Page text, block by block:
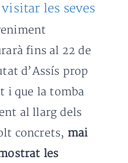
les seves
fins al 22 de
d’Assís prop
i que la tomba
al llarg dels
concrets, mai
les